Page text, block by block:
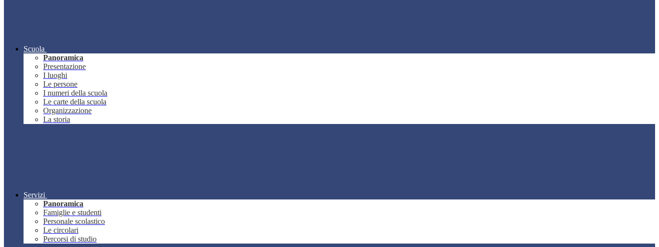
Scuola
Panoramica
Presentazione
I luoghi
Le persone
I numeri della scuola
Le carte della scuola
Organizzazione
La storia
Servizi
Panoramica
Famiglie e studenti
Personale scolastico
Le circolari
Percorsi di studio